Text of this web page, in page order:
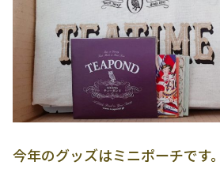
今年のグッズはミニポーチです